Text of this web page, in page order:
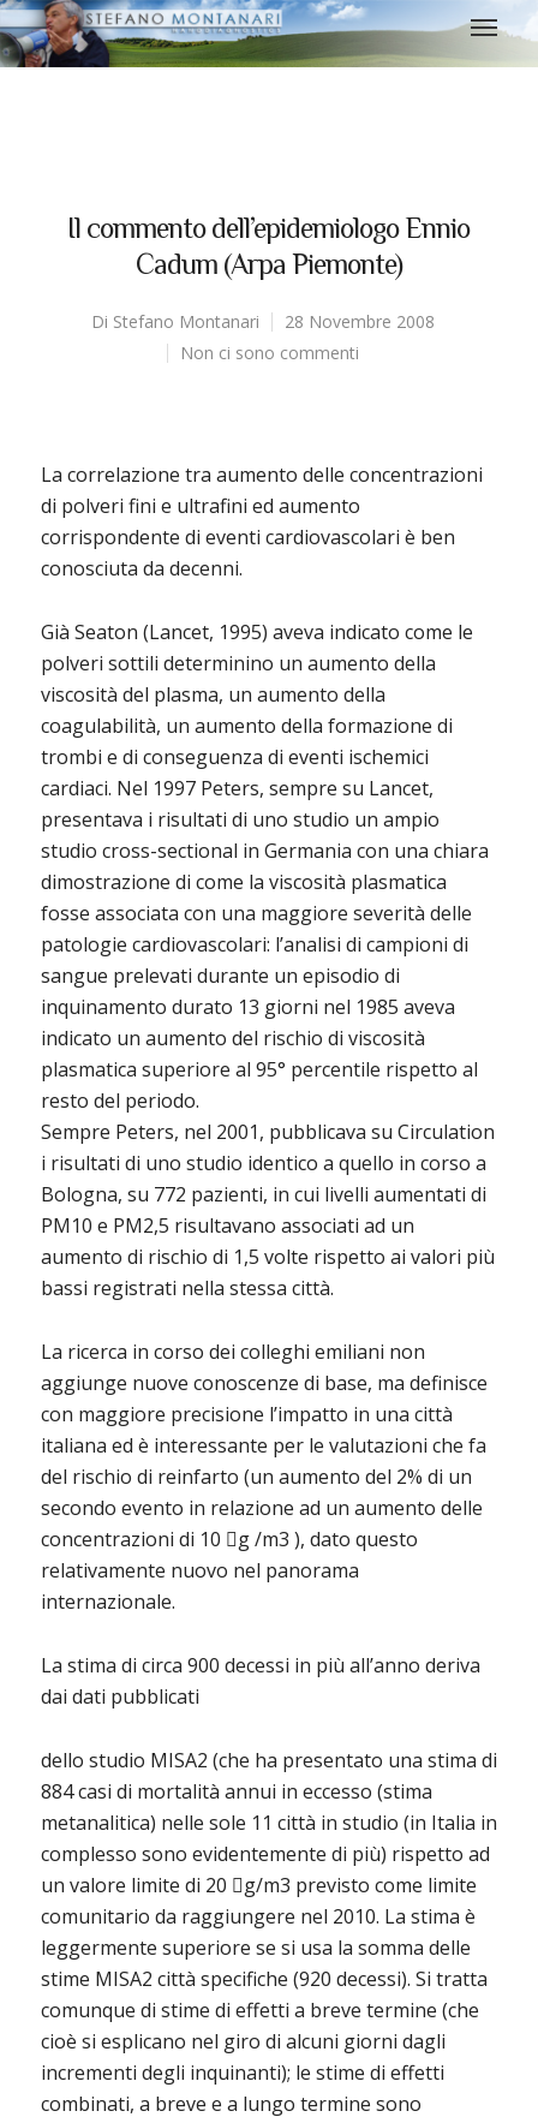
Il commento dell’epidemiologo Ennio
Cadum (Arpa Piemonte)
Di Stefano Montanari
28 Novembre 2008
Non ci sono commenti
La correlazione tra aumento delle concentrazioni
di polveri fini e ultrafini ed aumento
corrispondente di eventi cardiovascolari è ben
conosciuta da decenni.
Già Seaton (Lancet, 1995) aveva indicato come le
polveri sottili determinino un aumento della
viscosità del plasma, un aumento della
coagulabilità, un aumento della formazione di
trombi e di conseguenza di eventi ischemici
cardiaci. Nel 1997 Peters, sempre su Lancet,
presentava i risultati di uno studio un ampio
studio cross-sectional in Germania con una chiara
dimostrazione di come la viscosità plasmatica
fosse associata con una maggiore severità delle
patologie cardiovascolari: l’analisi di campioni di
sangue prelevati durante un episodio di
inquinamento durato 13 giorni nel 1985 aveva
indicato un aumento del rischio di viscosità
plasmatica superiore al 95° percentile rispetto al
resto del periodo.
Sempre Peters, nel 2001, pubblicava su Circulation
i risultati di uno studio identico a quello in corso a
Bologna, su 772 pazienti, in cui livelli aumentati di
PM10 e PM2,5 risultavano associati ad un
aumento di rischio di 1,5 volte rispetto ai valori più
bassi registrati nella stessa città.
La ricerca in corso dei colleghi emiliani non
aggiunge nuove conoscenze di base, ma definisce
con maggiore precisione l’impatto in una città
italiana ed è interessante per le valutazioni che fa
del rischio di reinfarto (un aumento del 2% di un
secondo evento in relazione ad un aumento delle
concentrazioni di 10 g /m3 ), dato questo
relativamente nuovo nel panorama
internazionale.
La stima di circa 900 decessi in più all’anno deriva
dai dati pubblicati
dello studio MISA2 (che ha presentato una stima di
884 casi di mortalità annui in eccesso (stima
metanalitica) nelle sole 11 città in studio (in Italia in
complesso sono evidentemente di più) rispetto ad
un valore limite di 20 g/m3 previsto come limite
comunitario da raggiungere nel 2010. La stima è
leggermente superiore se si usa la somma delle
stime MISA2 città specifiche (920 decessi). Si tratta
comunque di stime di effetti a breve termine (che
cioè si esplicano nel giro di alcuni giorni dagli
incrementi degli inquinanti); le stime di effetti
combinati, a breve e a lungo termine sono